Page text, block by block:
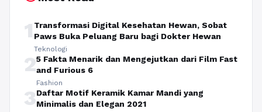
1 Transformasi Digital Kesehatan Hewan, Sobat
Paws Buka Peluang Baru bagi Dokter Hewan
Teknologi
25 Fakta Menarik dan Mengejutkan dari Film Fast
and Furious 6
Fashion
3Daftar Motif Keramik Kamar Mandi yang
Minimalis dan Elegan 2021